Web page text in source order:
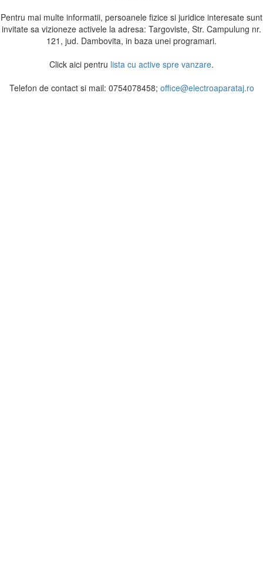
Pentru mai multe informatii, persoanele fizice si juridice interesate sunt
invitate sa vizioneze activele la adresa: Targoviste, Str. Campulung nr.
121, jud. Dambovita, in baza unei programari.
Click aici pentru lista cu active spre vanzare.
Telefon de contact si mail: 0754078458; office@electroaparataj.ro